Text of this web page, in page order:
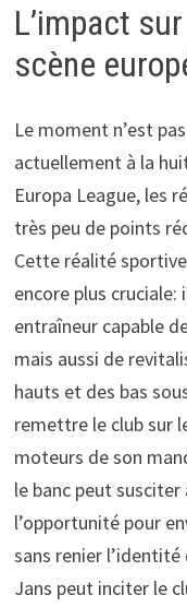
L’impact
scène
Le moment n’est
actuellement à la
Europa League, les
très peu de points
Cette réalité
encore plus
entraîneur capable
mais aussi de
hauts et des bas
remettre le club sur
moteurs de son
le banc peut
l’opportunité pour
sans renier
Jans peut inciter le